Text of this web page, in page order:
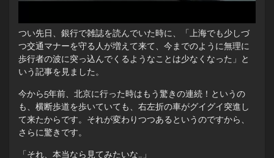
つい先日、銀行で雑誌を読んでいた時に、「上海でも少しづ
つ交通マナーを守る人が増えて来て、今までのように無理に
歩行者の波に突っ込んでくるようなことは少なくなった」と
いう記事を見ました。
今から5年前、北京に行った時はもう驚きの連続！というの
も、横断歩道を歩いていても、右左折の車がグイグイ突進し
て来たからです。それが変わりつつあるというのですから、
さらに驚きです。
「それ、本当なら見てみたいな…」